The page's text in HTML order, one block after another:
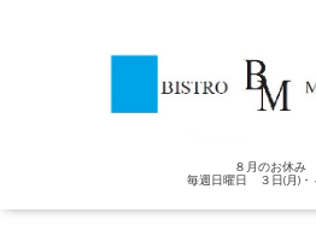
８月のお休み
毎週日曜日 ３日(月)・